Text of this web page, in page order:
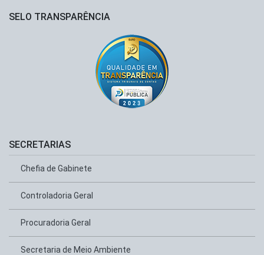
SELO TRANSPARÊNCIA
SECRETARIAS
Chefia de Gabinete
Controladoria Geral
Procuradoria Geral
Secretaria de Meio Ambiente